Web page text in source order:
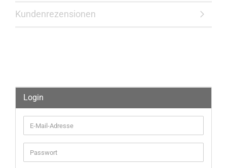
Kundenrezensionen
Login
E-
Mail-
Adresse
Passwort